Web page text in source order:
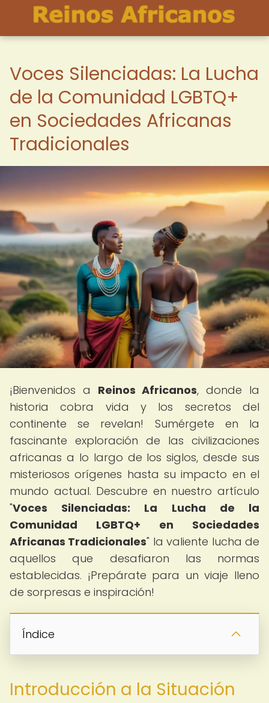
Voces Silenciadas: La Lucha
de la Comunidad LGBTQ+
en Sociedades Africanas
Tradicionales
¡Bienvenidos a Reinos Africanos, donde la
historia cobra vida y los secretos del
continente se revelan! Sumérgete en la
fascinante exploración de las civilizaciones
africanas a lo largo de los siglos, desde sus
misteriosos orígenes hasta su impacto en el
mundo actual. Descubre en nuestro artículo
"Voces Silenciadas: La Lucha de la
Comunidad LGBTQ+ en Sociedades
Africanas Tradicionales" la valiente lucha de
aquellos que desafiaron las normas
establecidas. ¡Prepárate para un viaje lleno
de sorpresas e inspiración!
Índice
Introducción a la Situación